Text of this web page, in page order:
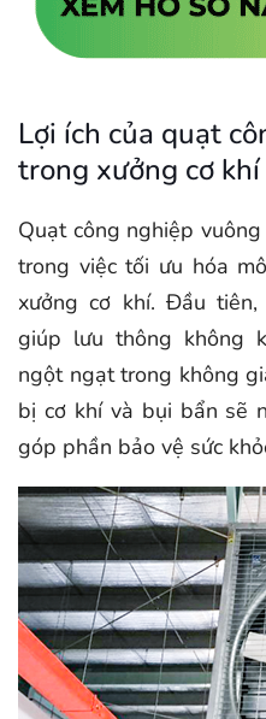
Lợi ích của quạt
trong xưởng cơ khí
Quạt công nghiệp
trong việc tối ưu hóa
xưởng cơ khí. Đầu
giúp lưu thông không
ngột ngạt trong không
bị cơ khí và bụi bẩn sẽ
góp phần bảo vệ sức